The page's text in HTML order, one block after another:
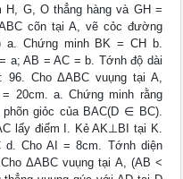
G, O thẳng hàng và GH =
cõn tại A, vẽ cỏc đường
Chứng minh BK = CH b.
a; AB = AC = b. Tớnh độ dài
96. Cho ΔABC vuụng tại A,
20cm. a. Chứng minh rằng
giỏc của BAC(D ∈ BC).
lấy điểm I. Kẻ AK⊥BI tại K.
Cho AI = 8cm. Tớnh diện
ΔABC vuụng tại A, (AB <